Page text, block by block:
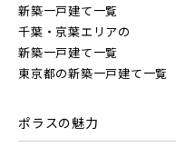
JR武蔵野線
見学OK
こだわり条件
指定なし
す
販売開始前の物件
新築一戸建て一覧
千葉・京葉エリアの
新築一戸建て一覧
東京都の新築一戸建て一覧
ポラスの魅力